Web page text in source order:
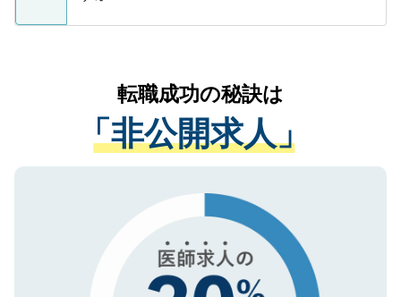
ているすべての個人データはご本人の許可
は、個人情報の取り扱いについての厳密な
管理基準を満たした事業者のみに付与され
る、プライバシーマークを取得済みです。
で、機密保持に関してもご安心ください。
かがいして、現在の医療機関の状況や紹介
経験をまじえながら、適切なアドバイスを
させていただきます。すぐにご転職をされ
ない方には、長期的なサポートが可能です
ので、まずはご登録ください。
転職成功の秘訣は
「非公開求人」